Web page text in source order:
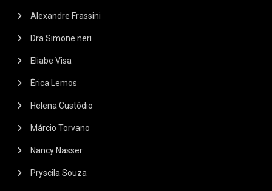
Alexandre Frassini
Dra Simone neri
Eliabe Visa
Érica Lemos
Helena Custódio
Márcio Torvano
Nancy Nasser
Pryscila Souza